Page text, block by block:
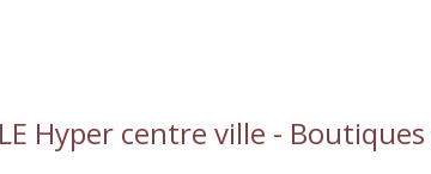
Hyper centre ville -